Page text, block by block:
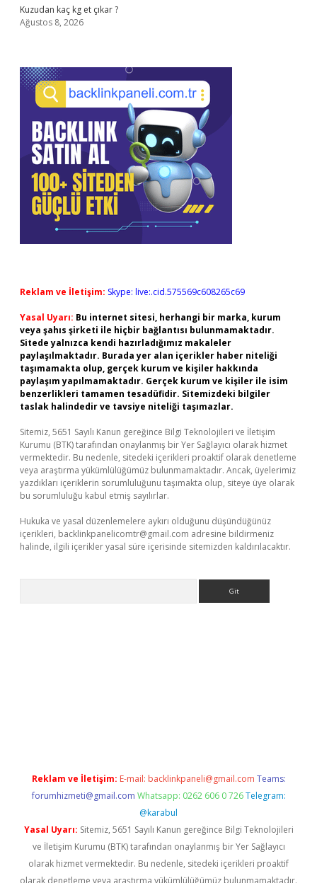
Kuzudan kaç kg et çıkar ?
Ağustos 8, 2026
Reklam ve İletişim: Skype: live:.cid.575569c608265c69
Yasal Uyarı: Bu internet sitesi, herhangi bir marka, kurum
veya şahıs şirketi ile hiçbir bağlantısı bulunmamaktadır.
Sitede yalnızca kendi hazırladığımız makaleler
paylaşılmaktadır. Burada yer alan içerikler haber niteliği
taşımamakta olup, gerçek kurum ve kişiler hakkında
paylaşım yapılmamaktadır. Gerçek kurum ve kişiler ile isim
benzerlikleri tamamen tesadüfidir. Sitemizdeki bilgiler
taslak halindedir ve tavsiye niteliği taşımazlar.
Sitemiz, 5651 Sayılı Kanun gereğince Bilgi Teknolojileri ve İletişim
Kurumu (BTK) tarafından onaylanmış bir Yer Sağlayıcı olarak hizmet
vermektedir. Bu nedenle, sitedeki içerikleri proaktif olarak denetleme
veya araştırma yükümlülüğümüz bulunmamaktadır. Ancak, üyelerimiz
yazdıkları içeriklerin sorumluluğunu taşımakta olup, siteye üye olarak
bu sorumluluğu kabul etmiş sayılırlar.
Hukuka ve yasal düzenlemelere aykırı olduğunu düşündüğünüz
içerikleri, backlinkpanelicomtr@gmail.com adresine bildirmeniz
halinde, ilgili içerikler yasal süre içerisinde sitemizden kaldırılacaktır.
Reklam ve İletişim: E-mail: backlinkpaneli@gmail.com Teams:
forumhizmeti@gmail.com Whatsapp: 0262 606 0 726 Telegram:
@karabul
Yasal Uyarı: Sitemiz, 5651 Sayılı Kanun gereğince Bilgi Teknolojileri
ve İletişim Kurumu (BTK) tarafından onaylanmış bir Yer Sağlayıcı
olarak hizmet vermektedir. Bu nedenle, sitedeki içerikleri proaktif
olarak denetleme veya araştırma yükümlülüğümüz bulunmamaktadır.